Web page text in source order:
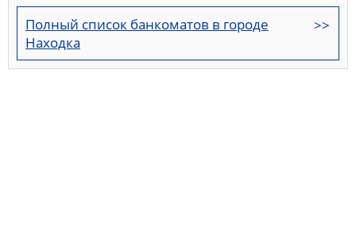
Полный список банкоматов в городе
Находка